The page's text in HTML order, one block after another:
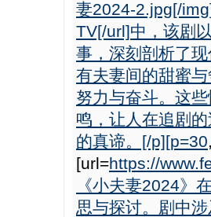
妻2024-2.jpg[/
TV[/url]中，该剧
事，深刻剖析了
有夫妻间的甜蜜
努力与奋斗。这
鸣，让人在追剧
的真谛。[/p][p=30
[url=https://
《小夫妻2024》
思与探讨。剧中